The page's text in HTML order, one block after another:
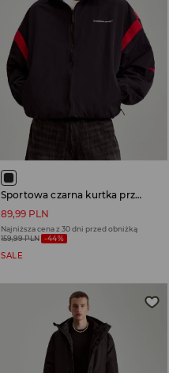
Sportowa czarna kurtka przejściowa z kapturem i czerwonymi wstawkami
89,99 PLN
Najniższa cena z 30 dni przed obniżką
159,99 PLN -44%
SALE